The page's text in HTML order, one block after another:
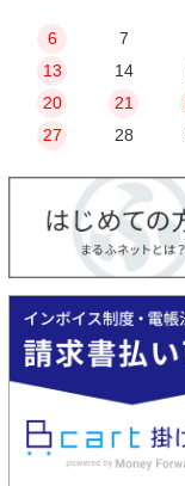
6
7
13
14
20
21
27
28